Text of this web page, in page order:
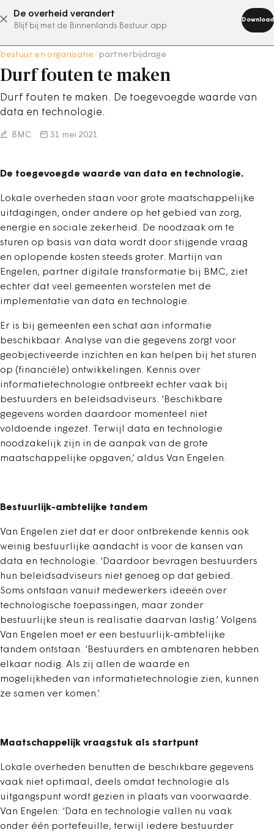
De overheid verandert
Blijf bij met de Binnenlands Bestuur app
Download
abonneer nu
bestuur en organisatie partnerbijdrage
Durf fouten te maken
Durf fouten te maken. De toegevoegde waarde van
data en technologie.
BMC 31 mei 2021
De toegevoegde waarde van data en technologie.
Lokale overheden staan voor grote maatschappelijke
uitdagingen, onder andere op het gebied van zorg,
energie en sociale zekerheid. De noodzaak om te
sturen op basis van data wordt door stijgende vraag
en oplopende kosten steeds groter. Martijn van
Engelen, partner digitale transformatie bij BMC, ziet
echter dat veel gemeenten worstelen met de
implementatie van data en technologie.
Er is bij gemeenten een schat aan informatie
beschikbaar. Analyse van die gegevens zorgt voor
geobjectiveerde inzichten en kan helpen bij het sturen
op (financiële) ontwikkelingen. Kennis over
informatietechnologie ontbreekt echter vaak bij
bestuurders en beleidsadviseurs. ‘Beschikbare
gegevens worden daardoor momenteel niet
voldoende ingezet. Terwijl data en technologie
noodzakelijk zijn in de aanpak van de grote
maatschappelijke opgaven,’ aldus Van Engelen.
Bestuurlijk-ambtelijke tandem
Van Engelen ziet dat er door ontbrekende kennis ook
weinig bestuurlijke aandacht is voor de kansen van
data en technologie. ‘Daardoor bevragen bestuurders
hun beleidsadviseurs niet genoeg op dat gebied.
Soms ontstaan vanuit medewerkers ideeën over
technologische toepassingen, maar zonder
bestuurlijke steun is realisatie daarvan lastig.’ Volgens
Van Engelen moet er een bestuurlijk-ambtelijke
tandem ontstaan. ‘Bestuurders en ambtenaren hebben
elkaar nodig. Als zij allen de waarde en
mogelijkheden van informatietechnologie zien, kunnen
ze samen ver komen.’
Maatschappelijk vraagstuk als startpunt
Lokale overheden benutten de beschikbare gegevens
vaak niet optimaal, deels omdat technologie als
uitgangspunt wordt gezien in plaats van voorwaarde.
Van Engelen: ‘Data en technologie vallen nu vaak
onder één portefeuille, terwijl iedere bestuurder